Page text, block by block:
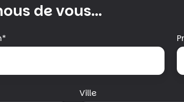
de vous...
*
Ville